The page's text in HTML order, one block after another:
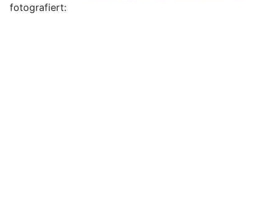
fotografiert: